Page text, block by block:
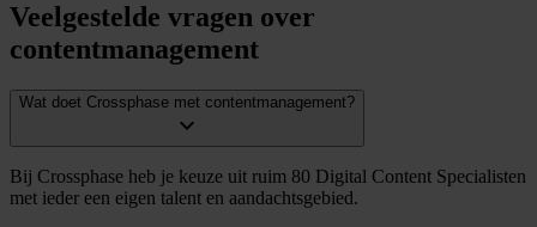
Veelgestelde vragen over
contentmanagement
Wat doet Crossphase met contentmanagement?
expand_more
Bij Crossphase heb je keuze uit ruim 80 Digital Content Specialisten
met ieder een eigen talent en aandachtsgebied.